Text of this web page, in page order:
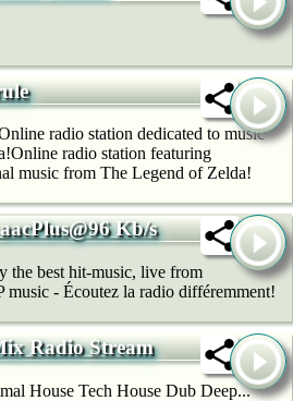
radio station dedicated to music
radio station featuring
music from The Legend of Zelda!
Kb/s
the best hit-music, live from
music - Écoutez la radio différemment!
Radio Stream
House Tech House Dub Deep...